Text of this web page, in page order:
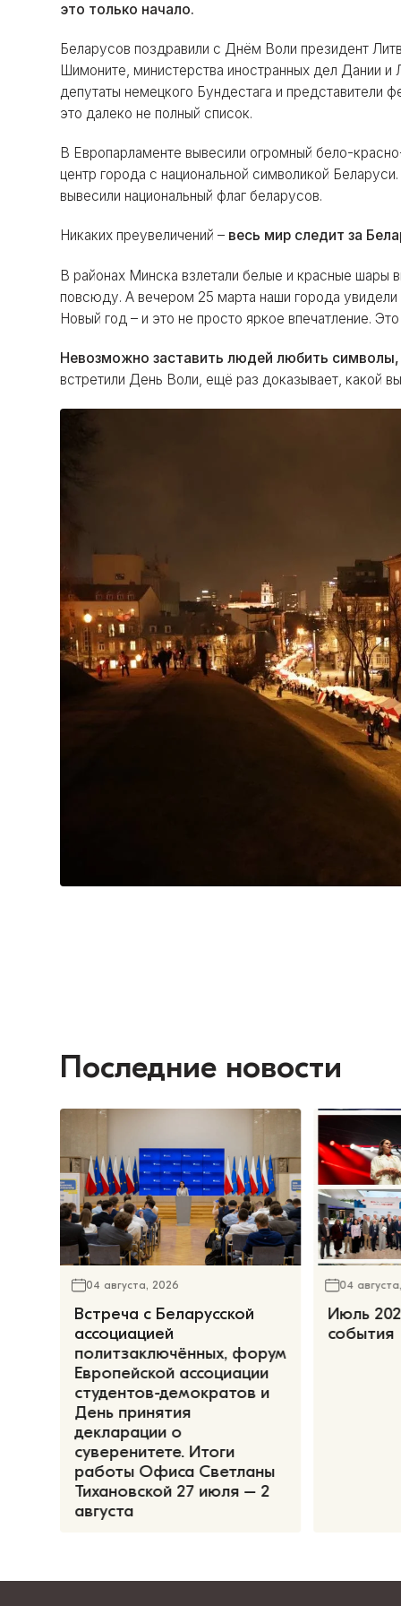
это только начало.
Беларусов поздравили с Днём Воли президент
Шимоните, министерства иностранных дел
депутаты немецкого Бундестага и представители
это далеко не полный список.
В Европарламенте вывесили огромный бело-
центр города с национальной символикой
вывесили национальный флаг беларусов.
Никаких преувеличений – весь мир следит за
В районах Минска взлетали белые и красные шары
повсюду. А вечером 25 марта наши города увидели
Новый год – и это не просто яркое впечатление.
Невозможно заставить людей любить
встретили День Воли, ещё раз доказывает, какой
Последние новости
04 августа, 2026
Встреча с Беларусской
ассоциацией
политзаключённых, форум
Европейской ассоциации
студентов-демократов и
День принятия
декларации о
суверенитете. Итоги
работы Офиса Светланы
Тихановской 27 июля – 2
августа
04
Июль
события